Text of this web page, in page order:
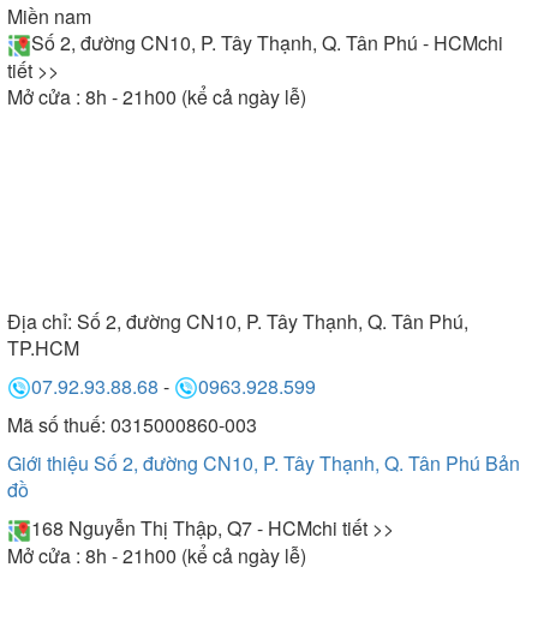
Miền nam
Số 2, đường CN10, P. Tây Thạnh, Q. Tân Phú - HCMchi
tiết >>
Mở cửa : 8h - 21h00 (kể cả ngày lễ)
Địa chỉ: Số 2, đường CN10, P. Tây Thạnh, Q. Tân Phú,
TP.HCM
07.92.93.88.68 -
0963.928.599
Mã số thuế: 0315000860-003
Giới thiệu Số 2, đường CN10, P. Tây Thạnh, Q. Tân Phú Bản
đồ
168 Nguyễn Thị Thập, Q7 - HCMchi tiết >>
Mở cửa : 8h - 21h00 (kể cả ngày lễ)